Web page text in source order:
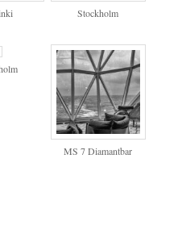
Stockholm
MS 7 Diamantbar